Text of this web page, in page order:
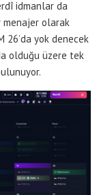
idmanlar da
menajer olarak
26’da yok denecek
olduğu üzere tek